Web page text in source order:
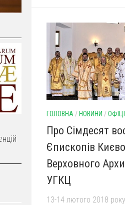
ГОЛОВНА/ НОВИНИ /
Про Сімдесят
Єпископів
Верховного
УГКЦ
13-14 лютого 2018